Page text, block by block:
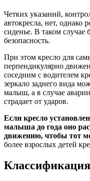
Четких указаний,
автокресла, нет, однако
сиденье. В таком случае
безопасность.
При этом кресло для
перпендикулярно
соседним с водителем
зеркало заднего вида
малыш, а в случае
страдает от ударов.
Если кресло
малыша до года оно
движению, чтобы тот
более взрослых детей
Классификация